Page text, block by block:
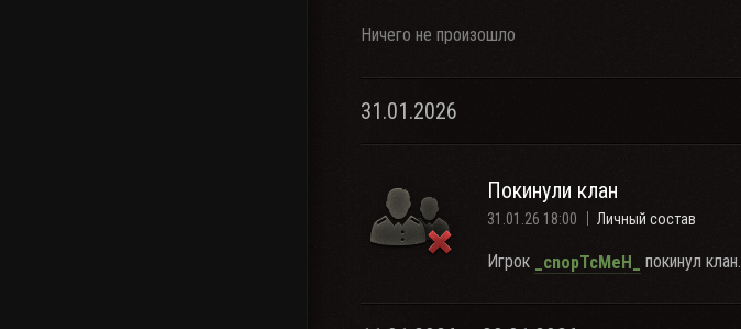
Ничего не произошло
31.01.2026
Покинули клан
31.01.26 18:00 Личный состав
Игрок _cnopTcMeH_ покинул клан.